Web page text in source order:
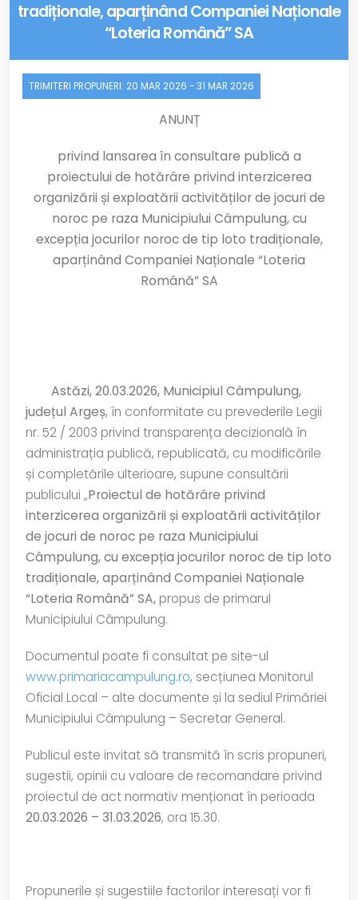
tradiționale, aparținând Companiei Naționale
“Loteria Română” SA
TRIMITERI PROPUNERI: 20 MAR 2026 -31 MAR 2026
ANUNȚ
privind lansarea în consultare publică a
proiectului de hotărâre privind interzicerea
organizării și exploatării activităților de jocuri de
noroc pe raza Municipiului Câmpulung, cu
excepția jocurilor noroc de tip loto tradiționale,
aparținând Companiei Naționale “Loteria
Română” SA
Astăzi, 20.03.2026, Municipiul Câmpulung,
județul Argeș, în conformitate cu prevederile Legii
nr. 52 / 2003 privind transparența decizională în
administrația publică, republicată, cu modificările
și completările ulterioare, supune consultării
publicului „Proiectul de hotărâre privind
interzicerea organizării și exploatării activităților
de jocuri de noroc pe raza Municipiului
Câmpulung, cu excepția jocurilor noroc de tip loto
tradiționale, aparținând Companiei Naționale
“Loteria Română” SA, propus de primarul
Municipiului Câmpulung.
Documentul poate fi consultat pe site-ul
www.primariacampulung.ro, secțiunea Monitorul
Oficial Local – alte documente și la sediul Primăriei
Municipiului Câmpulung – Secretar General.
Publicul este invitat să transmită în scris propuneri,
sugestii, opinii cu valoare de recomandare privind
proiectul de act normativ menționat în perioada
20.03.2026 – 31.03.2026, ora 15.30.
Propunerile și sugestiile factorilor interesați vor fi